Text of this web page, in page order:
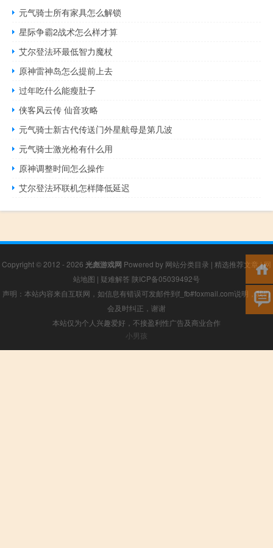
元气骑士所有家具怎么解锁
星际争霸2战术怎么样才算
艾尔登法环最低智力魔杖
原神雷神岛怎么提前上去
过年吃什么能瘦肚子
侠客风云传 仙音攻略
元气骑士新古代传送门外星航母是第几波
元气骑士激光枪有什么用
原神调整时间怎么操作
艾尔登法环联机怎样降低延迟
Copyright © 2012 - 2026 光彪游戏网 Powered by 网站分类目录 | 精选推荐文章 |网
站地图 | 疑难解答 陕ICP备05039492号
声明：本站内容来自互联网，如信息有错误可发邮件到f_fb#foxmail.com说明，我们
会及时纠正，谢谢
本站仅为个人兴趣爱好，不接盈利性广告及商业合作
小男孩